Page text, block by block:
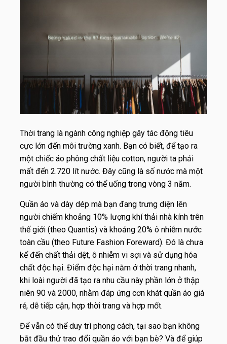
Thời trang là ngành công nghiệp gây tác động tiêu
cực lớn đến môi trường xanh. Bạn có biết, để tạo ra
một chiếc áo phông chất liệu cotton, người ta phải
mất đến 2.720 lít nước. Đây cũng là số nước mà một
người bình thường có thể uống trong vòng 3 năm.
Quần áo và dày dép mà bạn đang trưng diện lên
người chiếm khoảng 10% lượng khí thải nhà kính trên
thế giới (theo Quantis) và khoảng 20% ô nhiễm nước
toàn cầu (theo Future Fashion Foreward). Đó là chưa
kể đến chất thải dệt, ô nhiễm vi sợi và sử dụng hóa
chất độc hại. Điểm độc hại nằm ở thời trang nhanh,
khi loài người đã tạo ra nhu cầu này phần lớn ở thập
niên 90 và 2000, nhằm đáp ứng cơn khát quần áo giá
rẻ, dễ tiếp cận, hợp thời trang và hợp mốt.
Để vẫn có thể duy trì phong cách, tại sao bạn không
bắt đầu thử trao đổi quần áo với bạn bè? Và để giúp